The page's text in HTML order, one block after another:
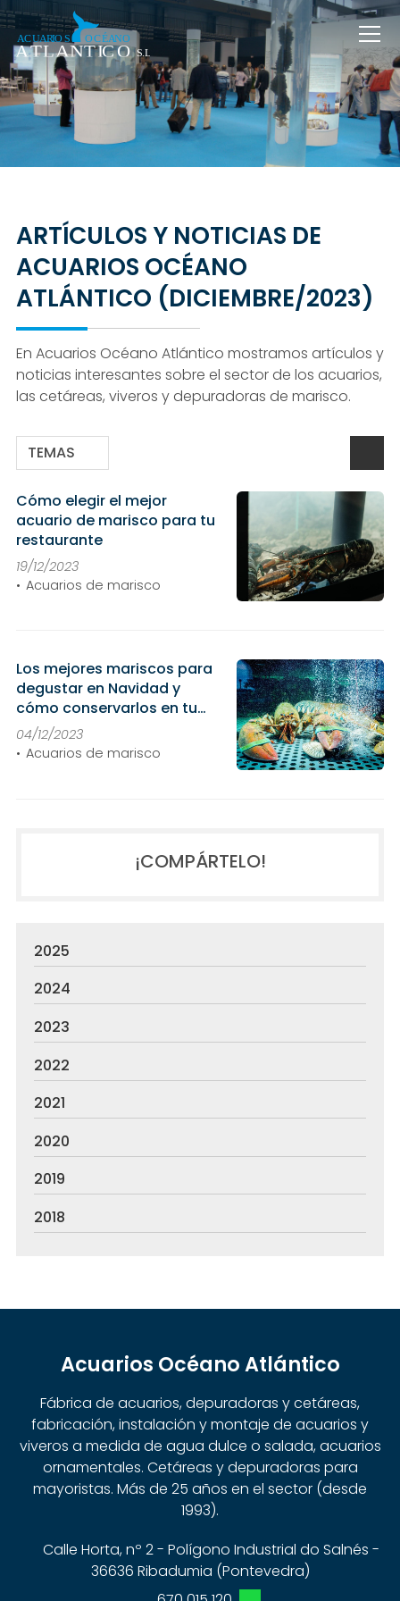
ARTÍCULOS Y NOTICIAS DE
ACUARIOS OCÉANO
ATLÁNTICO (DICIEMBRE/2023)
En Acuarios Océano Atlántico mostramos artículos y
noticias interesantes sobre el sector de los acuarios,
las cetáreas, viveros y depuradoras de marisco.
TEMAS
Cómo elegir el mejor
acuario de marisco para tu
restaurante
19/12/2023
Acuarios de marisco
Los mejores mariscos para
degustar en Navidad y
cómo conservarlos en tu
acuario
04/12/2023
Acuarios de marisco
¡COMPÁRTELO!
2025
2024
2023
2022
2021
2020
2019
2018
Acuarios Océano Atlántico
Fábrica de acuarios, depuradoras y cetáreas,
fabricación, instalación y montaje de acuarios y
viveros a medida de agua dulce o salada, acuarios
ornamentales. Cetáreas y depuradoras para
mayoristas. Más de 25 años en el sector (desde
1993).
Calle Horta, nº 2 - Polígono Industrial do Salnés -
36636 Ribadumia (Pontevedra)